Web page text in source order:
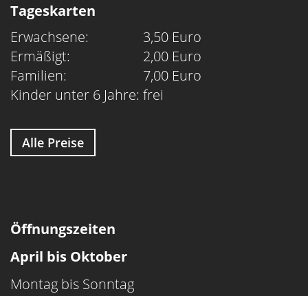
Tageskarten
Erwachsene:
3,50 Euro
Ermäßigt:
2,00 Euro
Familien:
7,00 Euro
Kinder unter 6 Jahre: frei
Alle Preise
Öffnungszeiten
April bis Oktober
Montag bis Sonntag